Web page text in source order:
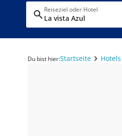
Reiseziel oder Hotel
La vista Azul
Du bist hier:Startseite Hotels